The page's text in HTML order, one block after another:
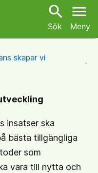
search
Sök
menu
Meny
skapar vi
insatser ska
bästa tillgängliga
som
vara till nytta och